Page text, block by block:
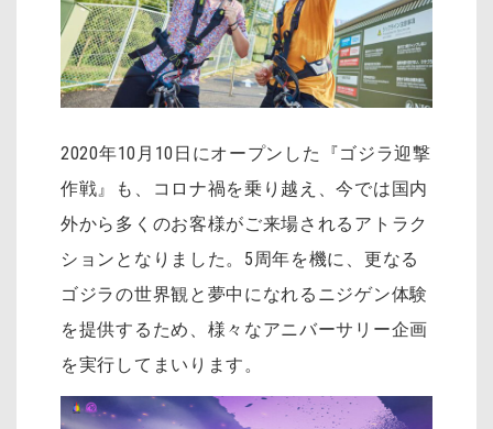
2020年10月10日にオープンした『ゴジラ迎撃
作戦』も、コロナ禍を乗り越え、今では国内
外から多くのお客様がご来場されるアトラク
ションとなりました。5周年を機に、更なる
ゴジラの世界観と夢中になれるニジゲン体験
を提供するため、様々なアニバーサリー企画
を実行してまいります。